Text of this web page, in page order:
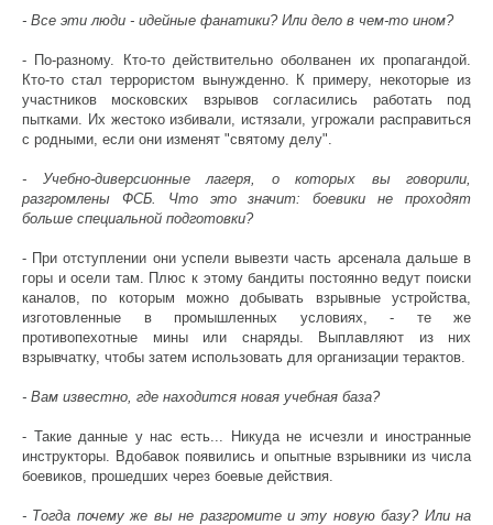
- Все эти люди - идейные фанатики? Или дело в чем-то ином?
- По-разному. Кто-то действительно оболванен их пропагандой.
Кто-то стал террористом вынужденно. К примеру, некоторые из
участников московских взрывов согласились работать под
пытками. Их жестоко избивали, истязали, угрожали расправиться
с родными, если они изменят "святому делу".
- Учебно-диверсионные лагеря, о которых вы говорили,
разгромлены ФСБ. Что это значит: боевики не проходят
больше специальной подготовки?
- При отступлении они успели вывезти часть арсенала дальше в
горы и осели там. Плюс к этому бандиты постоянно ведут поиски
каналов, по которым можно добывать взрывные устройства,
изготовленные в промышленных условиях, - те же
противопехотные мины или снаряды. Выплавляют из них
взрывчатку, чтобы затем использовать для организации терактов.
- Вам известно, где находится новая учебная база?
- Такие данные у нас есть... Никуда не исчезли и иностранные
инструкторы. Вдобавок появились и опытные взрывники из числа
боевиков, прошедших через боевые действия.
- Тогда почему же вы не разгромите и эту новую базу? Или на